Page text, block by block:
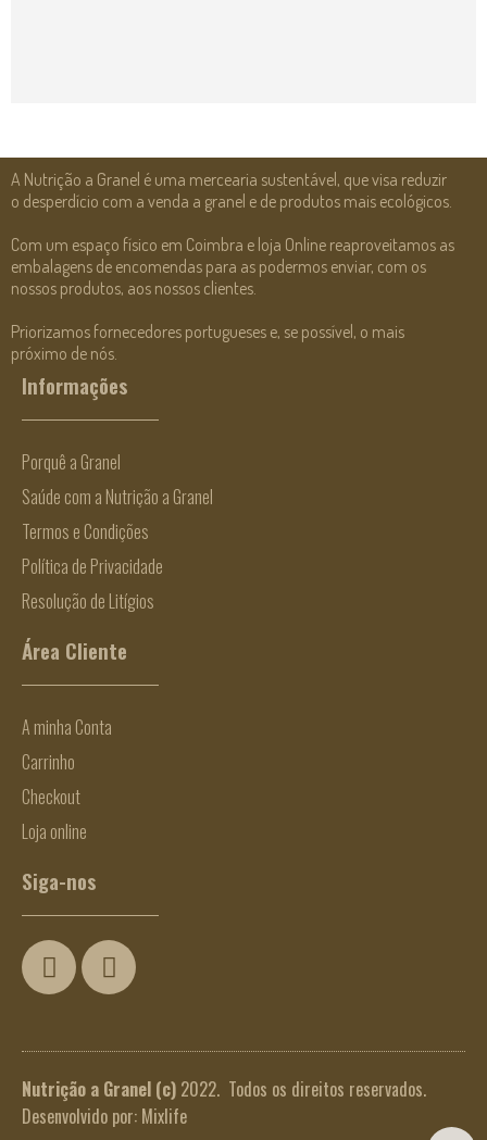
A Nutrição a Granel é uma mercearia sustentável, que visa reduzir
o desperdício com a venda a granel e de produtos mais ecológicos.
Com um espaço físico em Coimbra e loja Online reaproveitamos as
embalagens de encomendas para as podermos enviar, com os
nossos produtos, aos nossos clientes.
Priorizamos fornecedores portugueses e, se possível, o mais
próximo de nós.
Informações
Porquê a Granel
Saúde com a Nutrição a Granel
Termos e Condições
Política de Privacidade
Resolução de Litígios
Área Cliente
A minha Conta
Carrinho
Checkout
Loja online
Siga-nos
Nutrição a Granel (c) 2022. Todos os direitos reservados.
Desenvolvido por: Mixlife